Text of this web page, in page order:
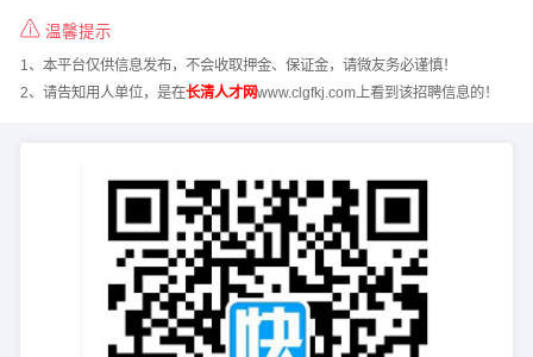
温馨提示
1、本平台仅供信息发布，不会收取押金、保证金，请微友务必谨慎！
2、请告知用人单位，是在长清人才网www.clgfkj.com上看到该招聘信息的！